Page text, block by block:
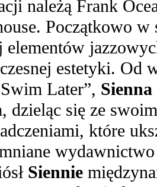
należą Frank
Początkowo
elementów
estetyki. Od
Later”, Sienna
dzieląc się ze
które
Siennie